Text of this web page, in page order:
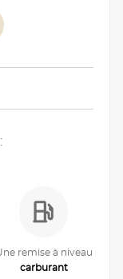
remise à niveau
carburant